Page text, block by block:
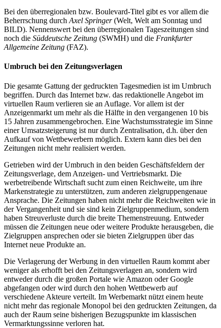
Bei den überregionalen bzw. Boulevard-Titel gibt es vor allem die
Beherrschung durch Axel Springer(Welt, Welt am Sonntag und
BILD). Nennenswert bei den überregionalen Tageszeitungen sind
noch die Süddeutsche Zeitung (SWMH) und die Frankfurter
Allgemeine Zeitung (FAZ).
Umbruch bei den Zeitungsverlagen
Die gesamte Gattung der gedruckten Tagesmedien ist im Umbruch
begriffen. Durch das Internet bzw. das redaktionelle Angebot im
virtuellen Raum verlieren sie an Auflage. Vor allem ist der
Anzeigenmarkt um mehr als die Hälfte in den vergangenen 10 bis
15 Jahren zusammengebrochen. Eine Wachstumsstrategie im Sinne
einer Umsatzsteigerung ist nur durch Zentralisation, d.h. über den
Aufkauf von Wettbewerbern möglich. Extern kann dies bei den
Zeitungen nicht mehr realisiert werden.
Getrieben wird der Umbruch in den beiden Geschäftsfeldern der
Zeitungsverlage, dem Anzeigen- und Vertriebsmarkt. Die
werbetreibende Wirtschaft sucht zum einen Reichweite, um ihre
Markenstrategie zu unterstützen, zum anderen zielgruppengenaue
Ansprache. Die Zeitungen haben nicht mehr die Reichweiten wie in
der Vergangenheit und sie sind kein Zielgruppenmedium, sondern
haben Streuverluste durch die breite Themenstreuung. Entweder
müssen die Zeitungen neue oder weitere Produkte herausgeben, die
Zielgruppen ansprechen oder sie bieten Zielgruppen über das
Internet neue Produkte an.
Die Verlagerung der Werbung in den virtuellen Raum kommt aber
weniger als erhofft bei den Zeitungsverlagen an, sondern wird
entweder durch die großen Portale wie Amazon oder Google
abgefangen oder wird durch den hohen Wettbewerb auf
verschiedene Akteure verteilt. Im Werbemarkt nützt einem heute
nicht mehr das regionale Monopol bei den gedruckten Zeitungen, da
auch der Raum seine bisherigen Bezugspunkte im klassischen
Vermarktungssinne verloren hat.